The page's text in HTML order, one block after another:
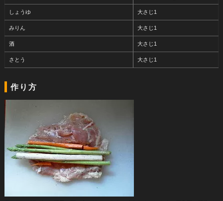
しょうゆ 大さじ1
みりん 大さじ1
酒 大さじ1
さとう 大さじ1
作り方